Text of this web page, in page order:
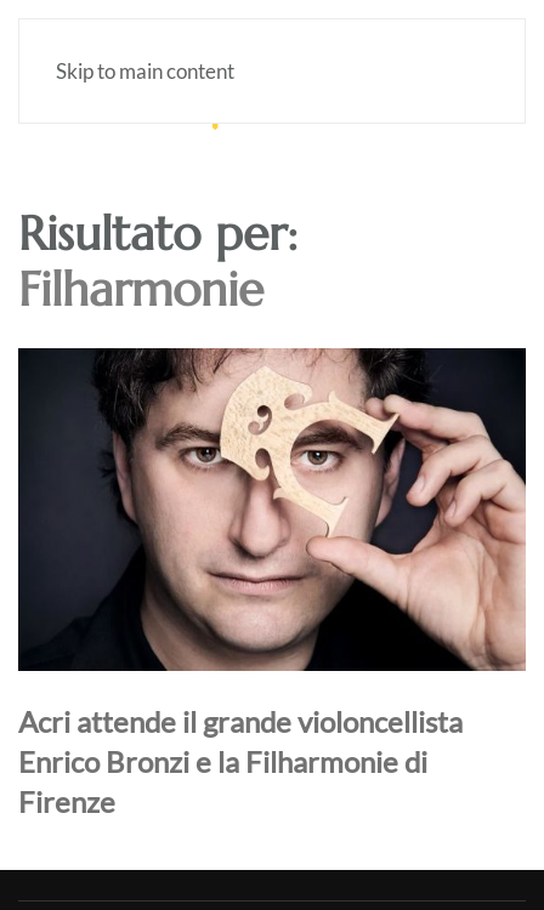
Skip to main content
Risultato per:
Filharmonie
Acri attende il grande violoncellista
Enrico Bronzi e la Filharmonie di
Firenze